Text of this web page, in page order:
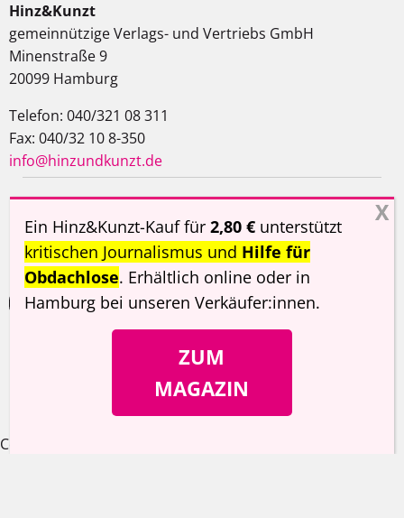
Hinz&Kunzt
gemeinnützige Verlags- und Vertriebs GmbH
Minenstraße 9
20099 Hamburg
Telefon: 040/321 08 311
Fax: 040/32 10 8-350
info@hinzundkunzt.de
Impressum AGB
Datenschutzerklärung
Haftungsausschluss
Hinz&Kunzt2026
Ein Hinz&Kunzt-Kauf für2,80 € unterstützt
kritischen Journalismus und Hilfe für
Obdachlose. Erhältlich online oder in
Hamburg bei unseren Verkäufer:innen.
ZUM
MAGAZIN
Cookie Consent Banner von Real Cookie Banner